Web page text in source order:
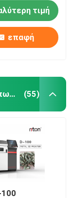
τιμή
επαφή
Οδοντικός τρισδιάστατος εκτυπωτής μετάλλων (55)